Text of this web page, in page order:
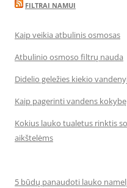
FILTRAI NAMUI
Kaip veikia atbulinis osmosas
Atbulinio osmoso filtrų nauda
Didelio geležies kiekio
Kaip pagerinti vandens
Kokius lauko tualetus rinktis
aikštelėms
5 būdų panaudoti lauko